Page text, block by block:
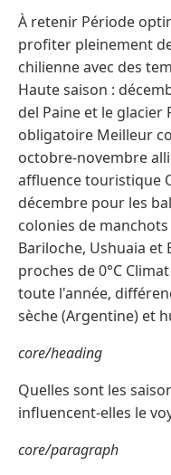
À retenir Période
profiter pleinement
chilienne avec des
Haute saison :
del Paine et le
obligatoire Meilleur
octobre-novembre
affluence touristique
décembre pour les
colonies de
Bariloche, Ushuaia et
proches de 0°C
toute l'année,
sèche (Argentine) et
core/heading
Quelles sont les
influencent‑elles le
core/paragraph